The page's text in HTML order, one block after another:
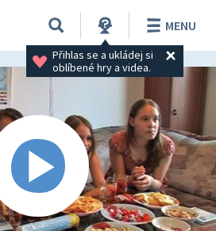
Přihlas se a ukládej si
oblíbené hry a videa.
MENU